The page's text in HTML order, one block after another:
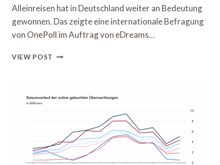
Alleinreisen hat in Deutschland weiter an Bedeutung
gewonnen. Das zeigte eine internationale Befragung
von OnePoll im Auftrag von eDreams…
VIEW POST OPODO-
BEIM
DEUTSCHLAND